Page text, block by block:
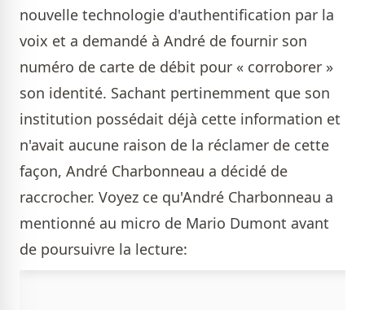
nouvelle technologie d'authentification par la
voix et a demandé à André de fournir son
numéro de carte de débit pour « corroborer »
son identité. Sachant pertinemment que son
institution possédait déjà cette information et
n'avait aucune raison de la réclamer de cette
façon, André Charbonneau a décidé de
raccrocher. Voyez ce qu'André Charbonneau a
mentionné au micro de Mario Dumont avant
de poursuivre la lecture: